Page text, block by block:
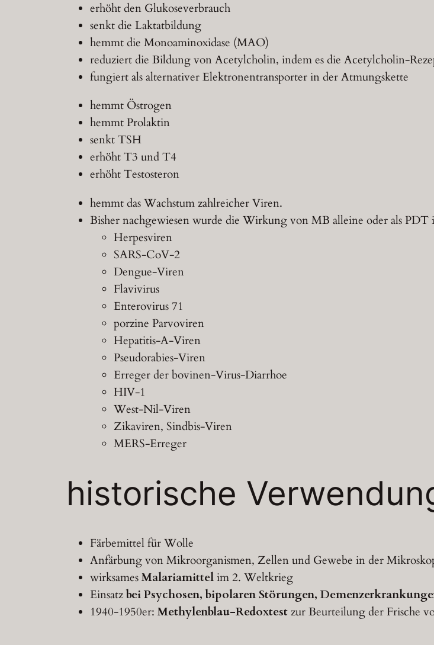
erhöht den Glukoseverbrauch
senkt die Laktatbildung
hemmt die Monoaminoxidase (MAO)
reduziert die Bildung von Acetylcholin, indem es die Acetylcholin-
fungiert als alternativer Elektronentransporter in der Atmungskette
hemmt Östrogen
hemmt Prolaktin
senkt TSH
erhöht T3 und T4
erhöht Testosteron
hemmt das Wachstum zahlreicher Viren.
Bisher nachgewiesen wurde die Wirkung von MB alleine oder als
Herpesviren
SARS-CoV-2
Dengue-Viren
Flavivirus
Enterovirus 71
porzine Parvoviren
Hepatitis-A-Viren
Pseudorabies-Viren
Erreger der bovinen-Virus-Diarrhoe
HIV-1
West-Nil-Viren
Zikaviren, Sindbis-Viren
MERS-Erreger
historische
Färbemittel für Wolle
Anfärbung von Mikroorganismen, Zellen und Gewebe in der
wirksamesMalariamittelim 2. Weltkrieg
Einsatzbei Psychosen, bipolaren Störungen,
1940-1950er: Methylenblau-Redoxtestzur Beurteilung der Frische